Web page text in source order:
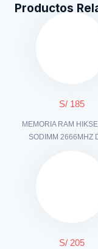
Productos
S/ 185
MEMORIA RAM
SODIMM 2666MHZ
S/ 205